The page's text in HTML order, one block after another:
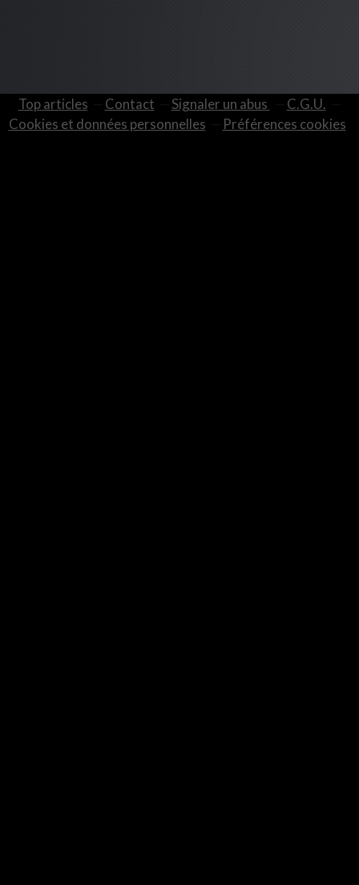
Top articles Contact Signaler un abus
C.G.U.
Cookies et données personnelles
Préférences cookies